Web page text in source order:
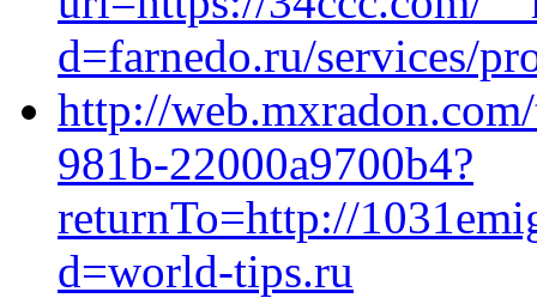
d=farnedo.ru/services/
http://
981b-22000a9700b4?
returnTo=http://
d=world-tips.ru